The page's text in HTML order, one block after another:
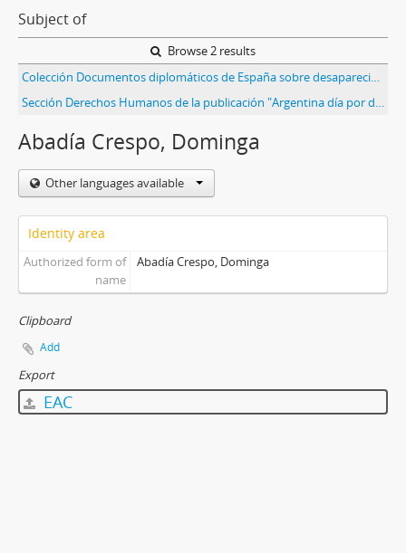
Subject of
Browse 2 results
Colección Documentos diplomáticos de España sobre desaparecidos españoles en Argentina
Sección Derechos Humanos de la publicación "Argentina día por día" con testimonio de Lisandro Raúl Cubas
Abadía Crespo, Dominga
Other languages available
Identity area
Authorized form of
name
Abadía Crespo, Dominga
Clipboard
Add
Export
EAC